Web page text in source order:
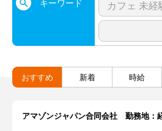
キーワード
おすすめ 新着 時給
アマゾンジャパン合同会社 勤務地：